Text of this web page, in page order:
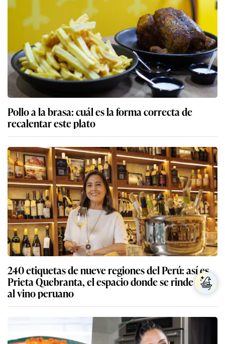
Pollo a la brasa: cuál es la forma correcta de
recalentar este plato
240 etiquetas de nueve regiones del Perú: así es
Prieta Quebranta, el espacio donde se rinde culto
al vino peruano